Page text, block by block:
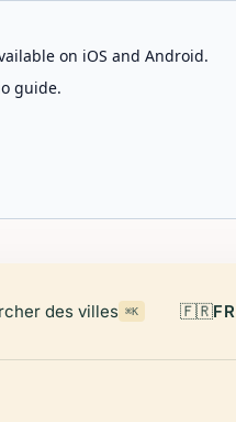
on iOS and Android.
guide.
des villes ⌘K 🇫🇷FR